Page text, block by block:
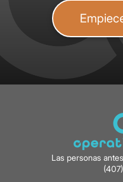
Las personas